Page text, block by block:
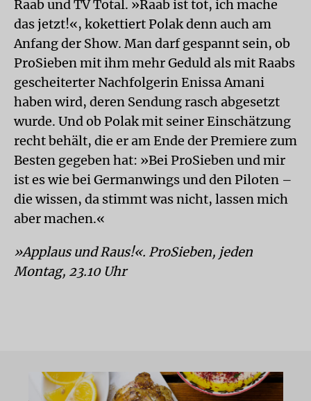
Raab und TV Total. »Raab ist tot, ich mache
das jetzt!«, kokettiert Polak denn auch am
Anfang der Show. Man darf gespannt sein, ob
ProSieben mit ihm mehr Geduld als mit Raabs
gescheiterter Nachfolgerin Enissa Amani
haben wird, deren Sendung rasch abgesetzt
wurde. Und ob Polak mit seiner Einschätzung
recht behält, die er am Ende der Premiere zum
Besten gegeben hat: »Bei ProSieben und mir
ist es wie bei Germanwings und den Piloten –
die wissen, da stimmt was nicht, lassen mich
aber machen.«
»Applaus und Raus!«. ProSieben, jeden
Montag, 23.10 Uhr